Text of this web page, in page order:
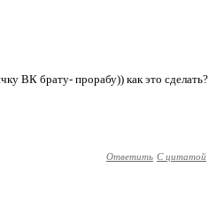
ВК брату- прорабу)) как это сделать?
Ответить С цитатой